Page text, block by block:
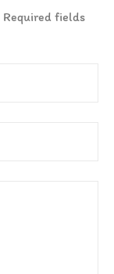
Required fields